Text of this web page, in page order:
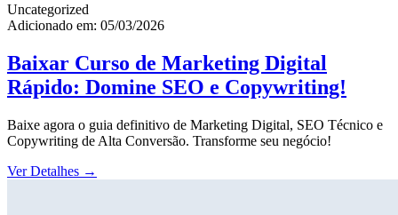
Uncategorized
Adicionado em: 05/03/2026
Baixar Curso de Marketing Digital
Rápido: Domine SEO e Copywriting!
Baixe agora o guia definitivo de Marketing Digital, SEO Técnico e
Copywriting de Alta Conversão. Transforme seu negócio!
Ver Detalhes →